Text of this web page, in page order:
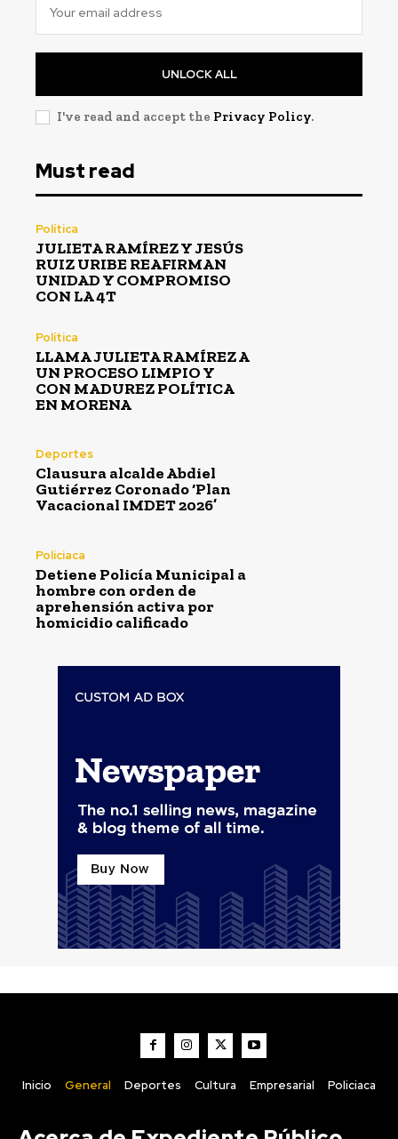
UNLOCK ALL
I've read and accept the Privacy Policy.
Must read
Política
JULIETA RAMÍREZ Y JESÚS
RUIZ URIBE REAFIRMAN
UNIDAD Y COMPROMISO
CON LA 4T
Política
LLAMA JULIETA RAMÍREZ A
UN PROCESO LIMPIO Y
CON MADUREZ POLÍTICA
EN MORENA
Deportes
Clausura alcalde Abdiel
Gutiérrez Coronado ‘Plan
Vacacional IMDET 2026’
Policiaca
Detiene Policía Municipal a
hombre con orden de
aprehensión activa por
homicidio calificado
Inicio General Deportes Cultura Empresarial Policiaca